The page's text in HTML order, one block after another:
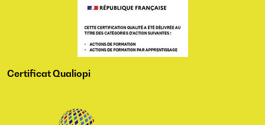
Certificat Qualiopi